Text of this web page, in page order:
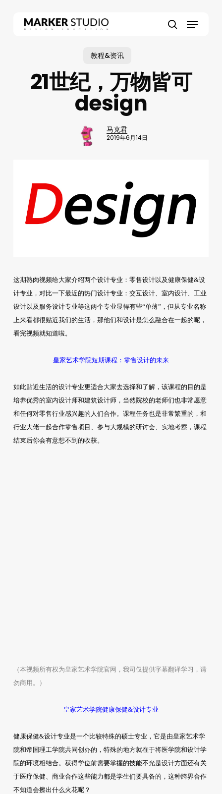
Menu
教程&资讯
21世纪，万物皆可
design
马克君
2019年6月14日
这期熟肉视频给大家介绍两个设计专业：零售设计以及健康保健&设
计专业，对比一下最近的热门设计专业：交互设计、室内设计、工业
设计以及服务设计专业等这两个专业显得有些“单薄”，但从专业名称
上来看都很贴近我们的生活，那他们和设计是怎么融合在一起的呢，
看完视频就知道啦。
皇家艺术学院短期课程：零售设计的未来
如此贴近生活的设计专业更适合大家去选择和了解，该课程的目的是
培养优秀的室内设计师和建筑设计师，当然院校的老师们也非常愿意
和任何对零售行业感兴趣的人们合作。课程任务也是非常繁重的，和
行业大佬一起合作零售项目、参与大规模的研讨会、实地考察，课程
结束后你会有意想不到的收获。
（本视频所有权为皇家艺术学院官网，我司仅提供字幕翻译学习，请
勿商用。）
皇家艺术学院健康保健&设计专业
健康保健&设计专业是一个比较特殊的硕士专业，它是由皇家艺术学
院和帝国理工学院共同创办的，特殊的地方就在于将医学院和设计学
院的环境相结合。获得学位前需要掌握的技能不光是设计方面还有关
于医疗保健、商业合作这些能力都是学生们要具备的，这种跨界合作
不知道会擦出什么火花呢？